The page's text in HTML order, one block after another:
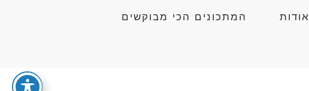
אודות המתכונים הכי מבוקשים